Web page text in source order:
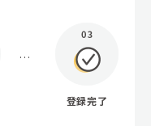
登録完了